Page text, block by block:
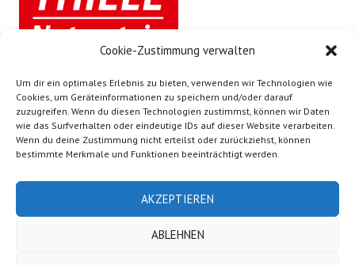
Cookie-Zustimmung verwalten
Um dir ein optimales Erlebnis zu bieten, verwenden wir Technologien wie
Cookies, um Geräteinformationen zu speichern und/oder darauf
zuzugreifen. Wenn du diesen Technologien zustimmst, können wir Daten
wie das Surfverhalten oder eindeutige IDs auf dieser Website verarbeiten.
Wenn du deine Zustimmung nicht erteilst oder zurückziehst, können
bestimmte Merkmale und Funktionen beeinträchtigt werden.
AKZEPTIEREN
ABLEHNEN
Stolz präsentiert von WordPress | Theme: Edin von